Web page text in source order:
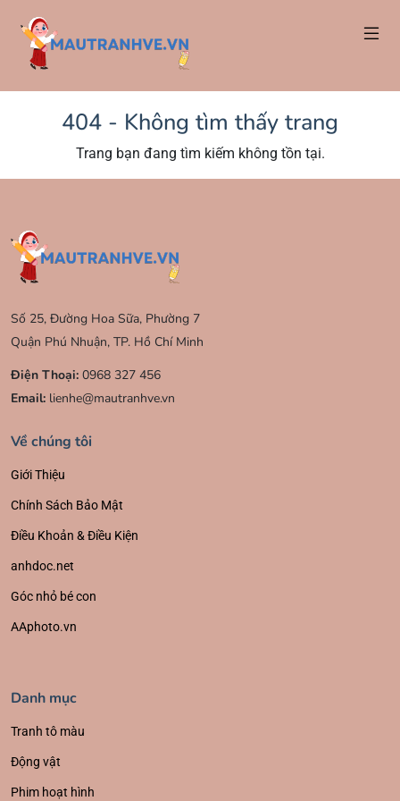
404 - Không tìm thấy trang
Trang bạn đang tìm kiếm không tồn tại.
Số 25, Đường Hoa Sữa, Phường 7
Quận Phú Nhuận, TP. Hồ Chí Minh
Điện Thoại: 0968 327 456
Email: lienhe@mautranhve.vn
Về chúng tôi
Giới Thiệu
Chính Sách Bảo Mật
Điều Khoản & Điều Kiện
anhdoc.net
Góc nhỏ bé con
AAphoto.vn
Danh mục
Tranh tô màu
Động vật
Phim hoạt hình